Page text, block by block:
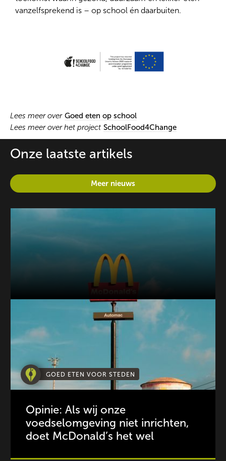
vanzelfsprekend is – op school én daarbuiten.
Lees meer over Goed eten op school
Lees meer over het project SchoolFood4Change
Onze laatste artikels
Meer nieuws
GOED ETEN VOOR STEDEN
Opinie: Als wij onze
voedselomgeving niet inrichten,
doet McDonald’s het wel